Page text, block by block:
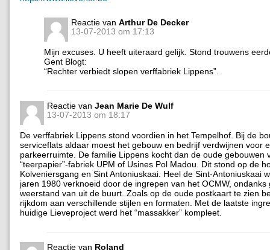
Reactie van Arthur De Decker
13-07-2013 om 17:13
Mijn excuses. U heeft uiteraard gelijk. Stond trouwens
Gent Blogt:
“Rechter verbiedt slopen verffabriek Lippens”.
Reactie van Jean Marie De Wulf
13-07-2013 om 18:17
De verffabriek Lippens stond voordien in het Tempelhof. Bij de
serviceflats aldaar moest het gebouw en bedrijf verdwijnen voor
parkeerruimte. De familie Lippens kocht dan de oude gebouwen
“teerpapier”-fabriek UPM of Usines Pol Madou. Dit stond op de
Kolveniersgang en Sint Antoniuskaai. Heel de Sint-Antoniuskaai
jaren 1980 verknoeid door de ingrepen van het OCMW, ondanks
weerstand van uit de buurt. Zoals op de oude postkaart te zien
rijkdom aan verschillende stijlen en formaten. Met de laatste
huidige Lieveproject werd het “massakker” kompleet.
Reactie van Roland